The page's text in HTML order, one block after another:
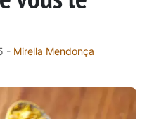
- Mirella Mendonça